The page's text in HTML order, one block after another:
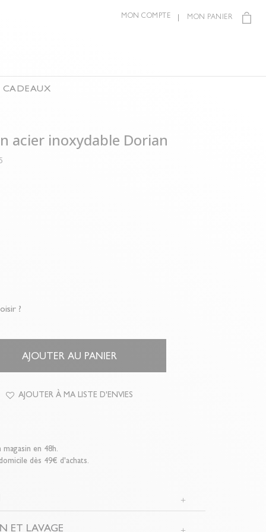
MON PANIER
MON COMPTE
CADEAUX
acier inoxydable Dorian
?
AJOUTER AU PANIER
AJOUTER À MA LISTE D'ENVIES
en 48h.
dès 49€ d'achats.
ET LAVAGE